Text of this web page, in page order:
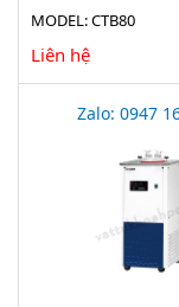
MODEL: CTB80
Liên hệ
Zalo: 0947